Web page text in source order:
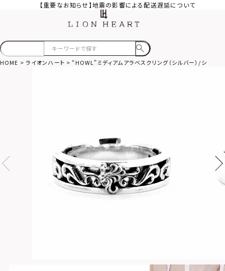
【重要なお知らせ】地震の影響による配送遅延について
HOME ライオンハート “HOWL”ミディアムアラベスクリング（シルバー）/シルバ